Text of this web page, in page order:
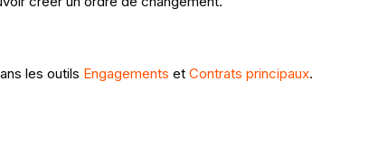
les outils Engagements et Contrats principaux.